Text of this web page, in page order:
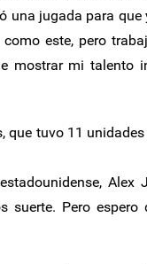
una jugada para
este, pero
mostrar mi talento
que tuvo 11
Alex
suerte. Pero espero